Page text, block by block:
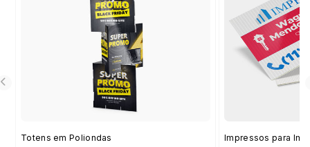
Totens em Poliondas Impressos para